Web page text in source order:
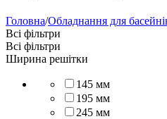
Головна/Обладнання для
Всі фільтри
Всі фільтри
Ширина решітки
145 мм
195 мм
245 мм